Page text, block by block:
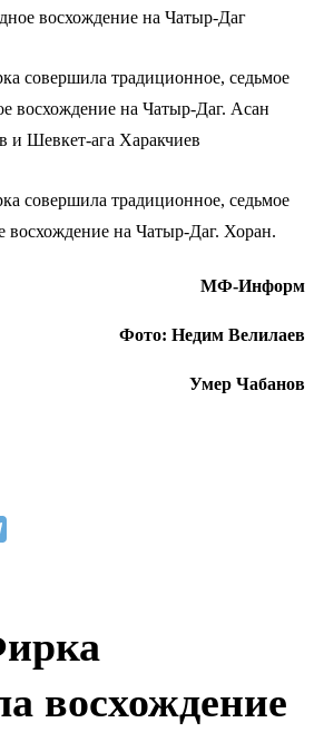
МФ-Информ
Фото: Недим Велилаев
Умер Чабанов
восхождение